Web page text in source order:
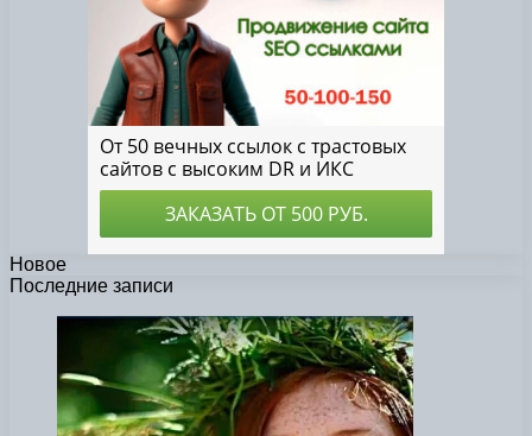
Новое
Последние записи